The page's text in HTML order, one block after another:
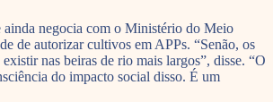
negocia com o Ministério do Meio
de autorizar cultivos em APPs. “Senão, os
nas beiras de rio mais largos”, disse. “O
do impacto social disso. É um